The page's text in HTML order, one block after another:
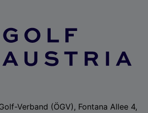
Verband (ÖGV), Fontana Allee 4,